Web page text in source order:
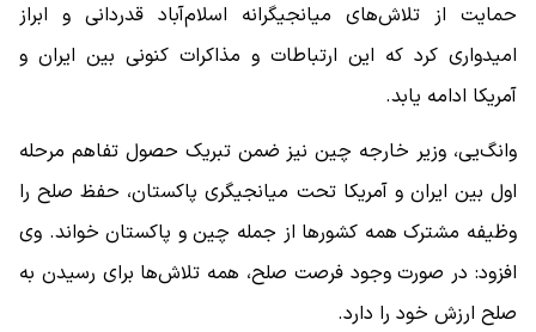
حمایت از تلاش‌های میانجیگرانه اسلام‌آباد قدردانی و ابراز
امیدواری کرد که این ارتباطات و مذاکرات کنونی بین ایران و
آمریکا ادامه یابد.
وانگ‌یی، وزیر خارجه چین نیز ضمن تبریک حصول تفاهم مرحله
اول بین ایران و آمریکا تحت میانجیگری پاکستان، حفظ صلح را
وظیفه مشترک همه کشورها از جمله چین و پاکستان خواند. وی
افزود: در صورت وجود فرصت صلح، همه تلاش‌ها برای رسیدن به
صلح ارزش خود را دارد.